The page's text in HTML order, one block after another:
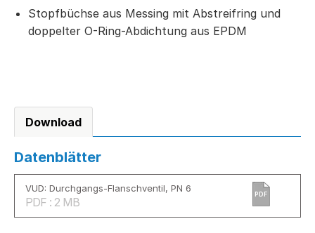
Stopfbüchse aus Messing mit Abstreifring und
doppelter O-Ring-Abdichtung aus EPDM
Download
Datenblätter
VUD: Durchgangs-Flanschventil, PN 6
PDF : 2 MB
PDF